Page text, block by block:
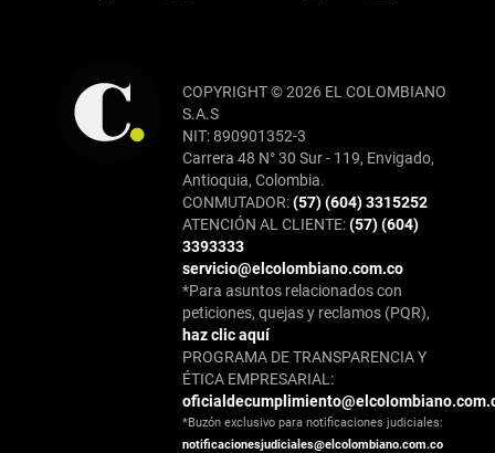
COPYRIGHT © 2026 EL COLOMBIANO
S.A.S
NIT: 890901352-3
Carrera 48 N° 30 Sur - 119, Envigado,
Antioquia, Colombia.
CONMUTADOR:(57) (604) 3315252
ATENCIÓN AL CLIENTE:(57) (604)
3393333
servicio@elcolombiano.com.co
*Para asuntos relacionados con
peticiones, quejas y reclamos (PQR),
haz clic aquí
PROGRAMA DE TRANSPARENCIA Y
ÉTICA EMPRESARIAL:
*Buzón exclusivo para notificaciones judiciales:
notificacionesjudiciales@elcolombiano.com.co